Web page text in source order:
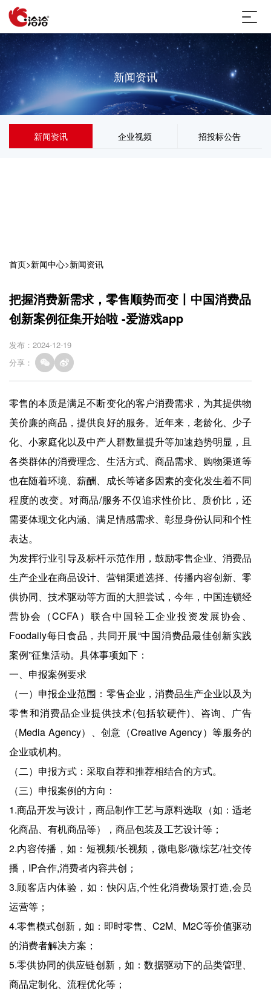
新闻资讯
新闻资讯 企业视频 招投标公告
首页>新闻中心>新闻资讯
把握消费新需求，零售顺势而变丨中国消费品
创新案例征集开始啦 -爱游戏app
发布：2024-12-19
分享：
零售的本质是满足不断变化的客户消费需求，为其提供物
美价廉的商品，提供良好的服务。近年来，老龄化、少子
化、小家庭化以及中产人群数量提升等加速趋势明显，且
各类群体的消费理念、生活方式、商品需求、购物渠道等
也在随着环境、薪酬、成长等诸多因素的变化发生着不同
程度的改变。对商品/服务不仅追求性价比、质价比，还
需要体现文化内涵、满足情感需求、彰显身份认同和个性
表达。
为发挥行业引导及标杆示范作用，鼓励零售企业、消费品
生产企业在商品设计、营销渠道选择、传播内容创新、零
供协同、技术驱动等方面的大胆尝试，今年，中国连锁经
营协会（CCFA）联合中国轻工企业投资发展协会、
Foodaily每日食品，共同开展“中国消费品最佳创新实践
案例”征集活动。具体事项如下：
一、申报案例要求
（一）申报企业范围：零售企业，消费品生产企业以及为
零售和消费品企业提供技术(包括软硬件)、咨询、广告
（Media Agency）、创意（Creative Agency）等服务的
企业或机构。
（二）申报方式：采取自荐和推荐相结合的方式。
（三）申报案例的方向：
1.商品开发与设计，商品制作工艺与原料选取（如：适老
化商品、有机商品等），商品包装及工艺设计等；
2.内容传播，如：短视频/长视频，微电影/微综艺/社交传
播，IP合作,消费者内容共创；
3.顾客店内体验，如：快闪店,个性化消费场景打造,会员
运营等；
4.零售模式创新，如：即时零售、C2M、M2C等价值驱动
的消费者解决方案；
5.零供协同的供应链创新，如：数据驱动下的品类管理、
商品定制化、流程优化等；